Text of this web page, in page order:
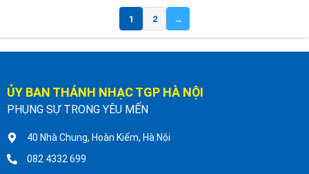
1 2 →
ỦY BAN THÁNH NHẠC TGP HÀ NỘI
PHỤNG SỰ TRONG YÊU MẾN
40 Nhà Chung, Hoàn Kiếm, Hà Nội
082 4332 699